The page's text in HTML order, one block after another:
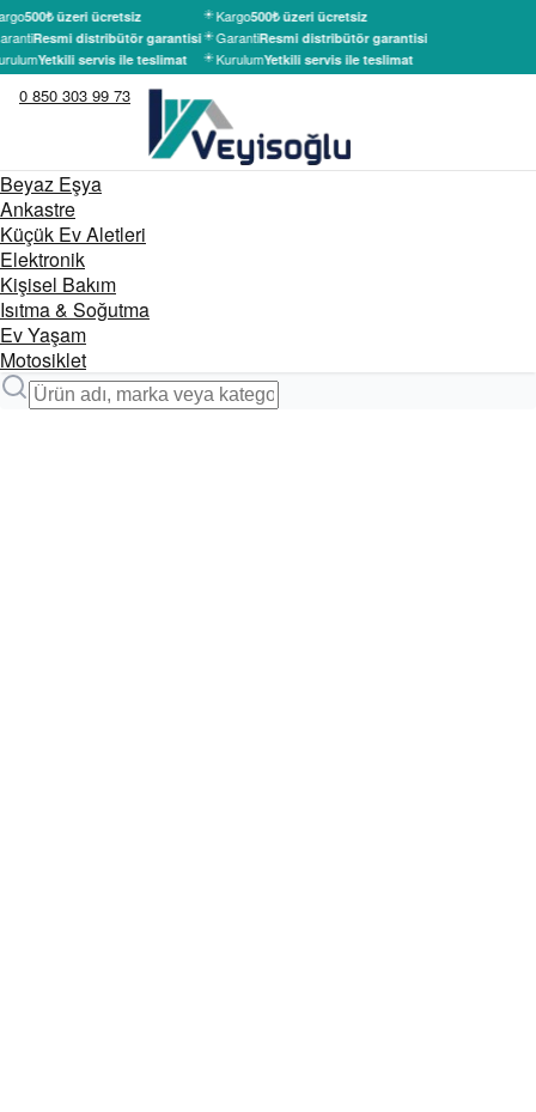
500₺ üzeri ücretsiz
Resmi distribütör garantisi
Yetkili servis ile teslimat
Kargo500₺ üzeri ücretsiz
GarantiResmi distribütör garantisi
KurulumYetkili servis ile teslimat
0 850 303 99 73
Beyaz Eşya
Ankastre
Küçük Ev Aletleri
Elektronik
Kişisel Bakım
Isıtma & Soğutma
Ev Yaşam
Motosiklet